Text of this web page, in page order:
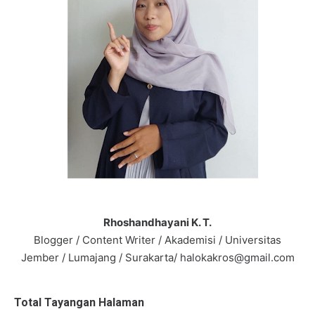
Rhoshandhayani K. T.
Blogger / Content Writer / Akademisi / Universitas
Jember / Lumajang / Surakarta/ halokakros@gmail.com
Total Tayangan Halaman